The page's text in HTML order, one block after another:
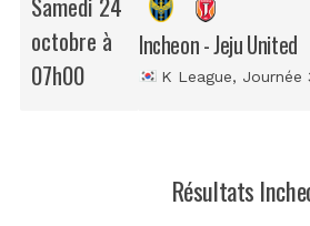
octobre à
07h00
Incheon - Jeju United
K League, Journée
Résultats